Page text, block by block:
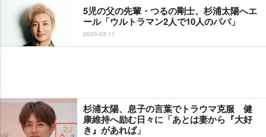
5児の父の先輩・つるの剛士、杉浦太陽へエ
ール「ウルトラマン2人で10人のパパ」
2025-03-11
杉浦太陽、息子の言葉でトラウマ克服 健
康維持へ励む日々に「あとは妻から『大好
き』があれば」